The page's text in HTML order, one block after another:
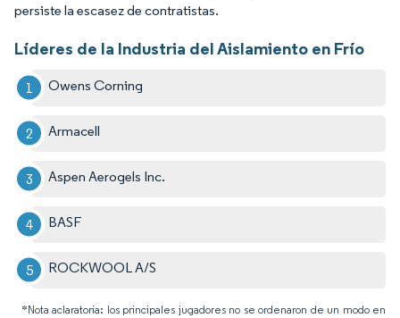
persiste la escasez de contratistas.
Líderes de la Industria del Aislamiento en Frío
Owens Corning
Armacell
Aspen Aerogels Inc.
BASF
ROCKWOOL A/S
*Nota aclaratoria: los principales jugadores no se ordenaron de un modo en